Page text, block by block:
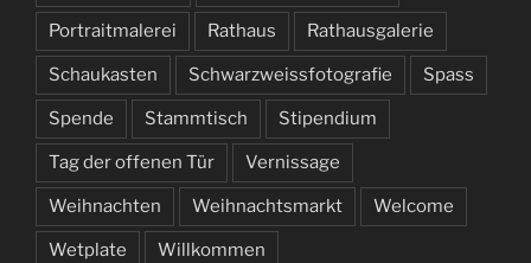
Portraitmalerei Rathaus Rathausgalerie
Schaukasten Schwarzweissfotografie Spass
Spende Stammtisch Stipendium
Tag der offenen Tür Vernissage
Weihnachten Weihnachtsmarkt Welcome
Wetplate Willkommen